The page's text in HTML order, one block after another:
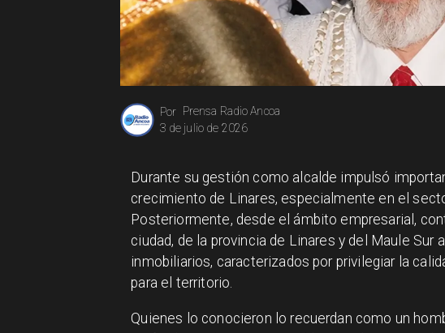
Prensa Radio Ancoa
Por
3 de julio de 2026
Durante su gestión como alcalde impulsó
crecimiento de Linares, especialmente en el
Posteriormente, desde el ámbito empresarial,
ciudad, de la provincia de Linares y del Maule Sur
inmobiliarios, caracterizados por privilegiar la
para el territorio.
Quienes lo conocieron lo recuerdan como un